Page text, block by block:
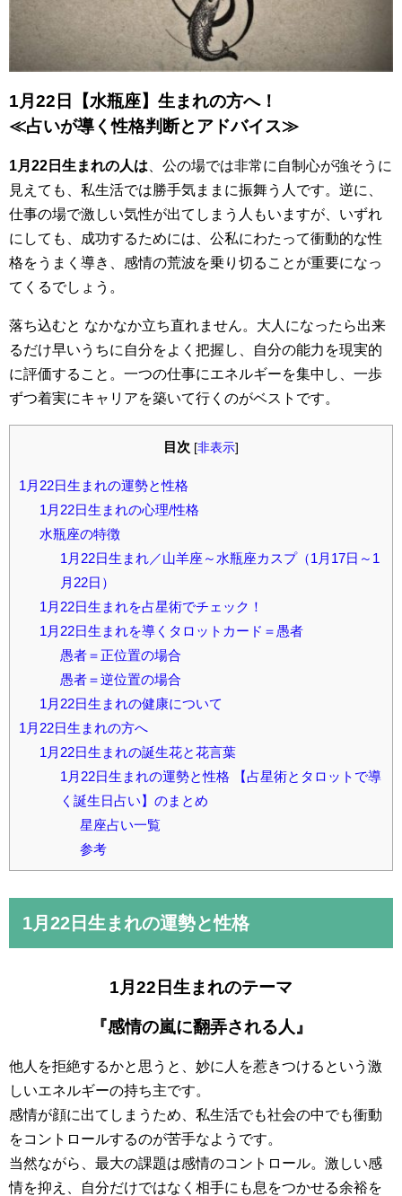
1月22日【水瓶座】生まれの方へ！
≪占いが導く性格判断とアドバイス≫
1月22日生まれの人は 、公の場では非常に自制心が強そうに
見えても、私生活では勝手気ままに振舞う人です。逆に、
仕事の場で激しい気性が出てしまう人もいますが、いずれ
にしても、成功するためには、公私にわたって衝動的な性
格をうまく導き、感情の荒波を乗り切ることが重要になっ
てくるでしょう。
落ち込むと なかなか立ち直れません。大人になったら出来
るだけ早いうちに自分をよく把握し、自分の能力を現実的
に評価すること。一つの仕事にエネルギーを集中し、一歩
ずつ着実にキャリアを築いて行くのがベストです。
目次 [非表示]
1月22日生まれの運勢と性格
1月22日生まれの心理/性格
水瓶座の特徴
1月22日生まれ／山羊座～水瓶座カスプ（1月17日～1
月22日）
1月22日生まれを占星術でチェック！
1月22日生まれを導くタロットカード＝愚者
愚者＝正位置の場合
愚者＝逆位置の場合
1月22日生まれの健康について
1月22日生まれの方へ
1月22日生まれの誕生花と花言葉
1月22日生まれの運勢と性格 【占星術とタロットで導
く誕生日占い】のまとめ
星座占い一覧
参考
1月22日 生まれの運勢と性格
1月22日生まれのテーマ
『感情の嵐に翻弄される人』
他人を拒絶するかと思うと、妙に人を惹きつけるという激
しいエネルギーの持ち主です。
感情が顔に出てしまうため、私生活でも社会の中でも衝動
をコントロールするのが苦手なようです。
当然ながら、最大の課題は感情のコントロール。激しい感
情を抑え、自分だけではなく相手にも息をつかせる余裕を